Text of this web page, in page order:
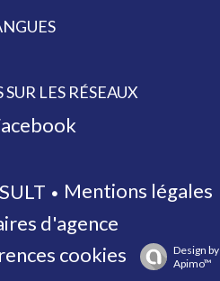
LES RÉSEAUX
Mentions légales
d'agence
cookies
Design by
Apimo™